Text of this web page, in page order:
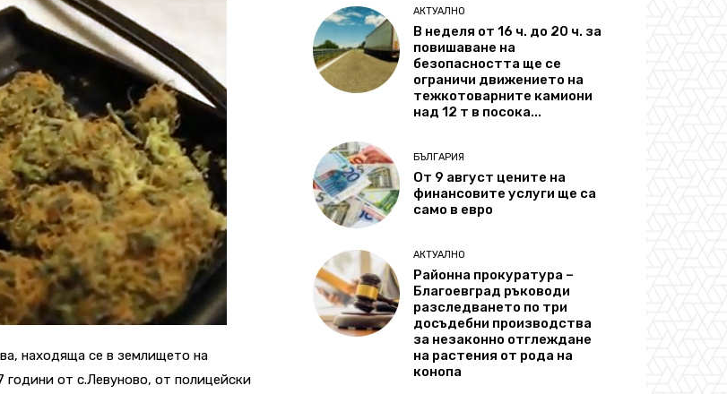
находяща се в землището на
от с.Левуново, от полицейски
АКТУАЛНО
В неделя от 16 ч. до 20 ч. за
повишаване на
безопасността ще се
ограничи движението на
тежкотоварните камиони
над 12 т в посока...
БЪЛГАРИЯ
От 9 август цените на
финансовите услуги ще са
само в евро
АКТУАЛНО
Районна прокуратура –
Благоевград ръководи
разследването по три
досъдебни производства
за незаконно отглеждане
на растения от рода на
конопа